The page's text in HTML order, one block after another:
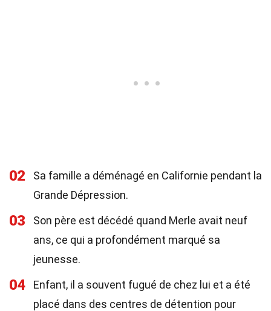
02
Sa famille a déménagé en Californie pendant la
Grande Dépression.
03
Son père est décédé quand Merle avait neuf
ans, ce qui a profondément marqué sa
jeunesse.
04
Enfant, il a souvent fugué de chez lui et a été
placé dans des centres de détention pour